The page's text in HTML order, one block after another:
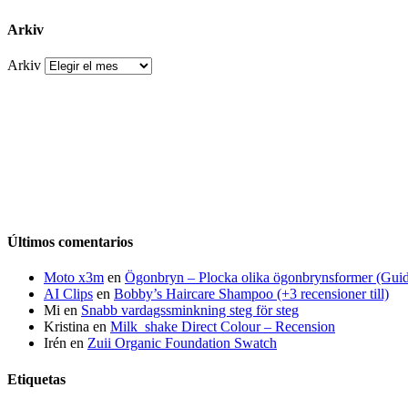
Arkiv
Arkiv
Últimos comentarios
Moto x3m en Ögonbryn – Plocka olika ögonbrynsformer
AI Clips en Bobby’s Haircare Shampoo (+3 recensioner till)
Mi en Snabb vardagssminkning steg för steg
Kristina en Milk_shake Direct Colour – Recension
Irén en Zuii Organic Foundation Swatch
Etiquetas